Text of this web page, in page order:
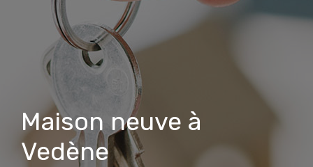
Maison neuve à
Vedène